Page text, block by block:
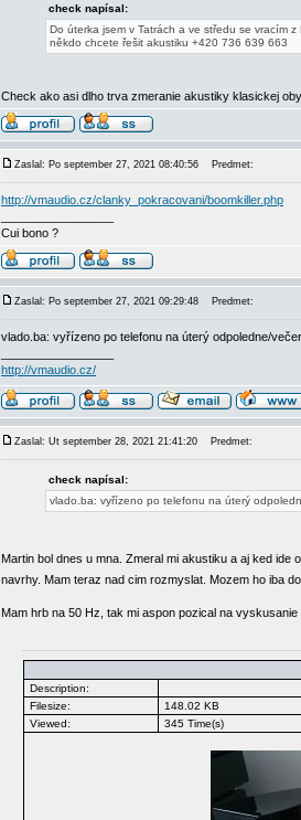
check napísal:
Do úterka jsem v Tatrách a ve středu se vracím
někdo chcete řešit akustiku +420 736 639 663
Check ako asi dlho trva zmeranie akustiky klasickej
Zaslal: Po september 27, 2021 08:40:56 Predmet:
http://vmaudio.cz/clanky_pokracovani/boomkiller.php
Cui bono ?
Zaslal: Po september 27, 2021 09:29:48 Predmet:
vlado.ba: vyřízeno po telefonu na úterý odpoledne/
http://vmaudio.cz/
Zaslal: Ut september 28, 2021 21:41:20 Predmet:
check napísal:
vlado.ba: vyřízeno po telefonu na úterý
Martin bol dnes u mna. Zmeral mi akustiku a aj ked
navrhy. Mam teraz nad cim rozmyslat. Mozem ho iba
Mam hrb na 50 Hz, tak mi aspon pozical na
Description:
Filesize:
148.02 KB
Viewed:
345 Time(s)